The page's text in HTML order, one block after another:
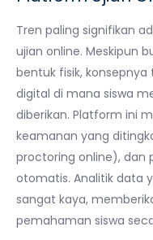
Tren paling signifikan
ujian online. Meskipun
bentuk fisik,
digital di mana siswa
diberikan. Platform ini
keamanan yang
proctoring online), dan
otomatis. Analitik data
sangat kaya,
pemahaman siswa